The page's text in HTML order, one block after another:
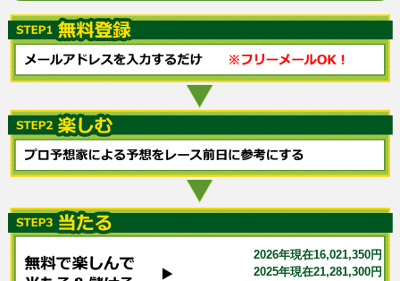
2026年現在16,021,350円
2025年現在21,281,300円